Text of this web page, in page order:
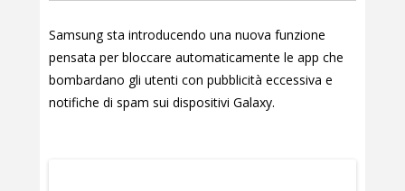
Samsung sta introducendo una nuova funzione
pensata per bloccare automaticamente le app che
bombardano gli utenti con pubblicità eccessiva e
notifiche di spam sui dispositivi Galaxy.